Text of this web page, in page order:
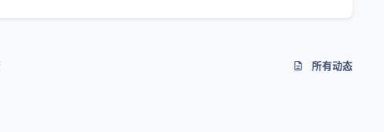
所有动态